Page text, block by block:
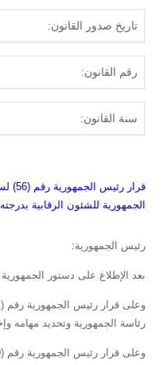
تاريخ صدور القانون:
رقم القانون:
سنة القانون:
الجمهورية للشئون الرقابية بدرجته
رئيس الجمهورية:
بعد الإطلاع على دستور الجمهورية
رئاسة الجمهورية وتحديد مهامه